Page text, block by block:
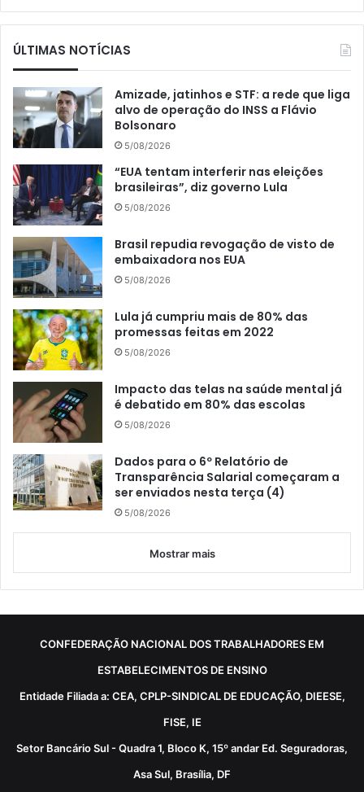
ÚLTIMAS NOTÍCIAS
Amizade, jatinhos e STF: a rede que liga
alvo de operação do INSS a Flávio
Bolsonaro
5/08/2026
“EUA tentam interferir nas eleições
brasileiras”, diz governo Lula
5/08/2026
Brasil repudia revogação de visto de
embaixadora nos EUA
5/08/2026
Lula já cumpriu mais de 80% das
promessas feitas em 2022
5/08/2026
Impacto das telas na saúde mental já
é debatido em 80% das escolas
5/08/2026
Dados para o 6º Relatório de
Transparência Salarial começaram a
ser enviados nesta terça (4)
5/08/2026
Mostrar mais
CONFEDERAÇÃO NACIONAL DOS TRABALHADORES EM
ESTABELECIMENTOS DE ENSINO
Entidade Filiada a: CEA, CPLP-SINDICAL DE EDUCAÇÃO, DIEESE,
FISE, IE
Setor Bancário Sul - Quadra 1, Bloco K, 15º andar Ed. Seguradoras,
Asa Sul, Brasília, DF